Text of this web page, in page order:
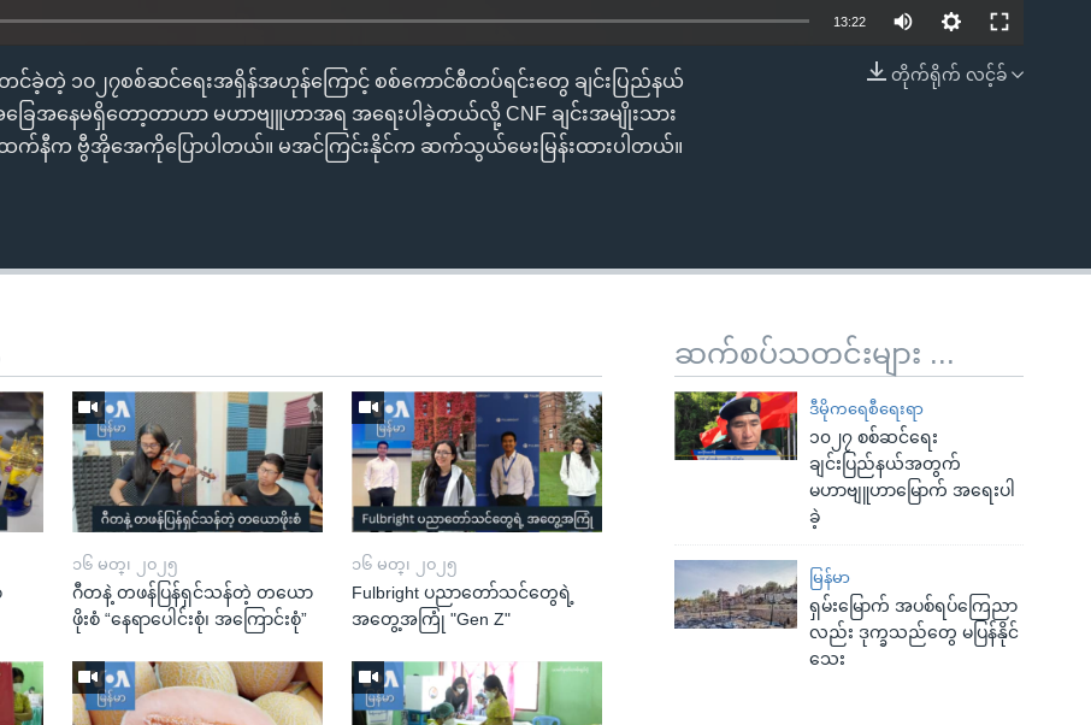
EMBED
13:22
တိုက်ရိုက် လင့်ခ်
စတင်ခဲ့တဲ့ ၁၀၂၇စစ်ဆင်ရေးအရှိန်အဟုန်ကြောင့် စစ်ကောင်စီတပ်ရင်းတွေ ချင်းပြည်နယ်
နေမရှိတော့တာဟာ မဟာဗျူဟာအရ အရေးပါခဲ့တယ်လို့ CNF ချင်းအမျိုးသား
ထက်နီက ဗွီအိုအေကိုပြောပါတယ်။ မအင်ကြင်းနိုင်က ဆက်သွယ်မေးမြန်းထားပါတယ်။
ဆက်စပ်သတင်းများ ...
ဒီမိုကရေစီရေးရာ
၁၀၂၇ စစ်ဆင်ရေး
ချင်းပြည်နယ်အတွက်
မဟာဗျူဟာမြောက် အရေးပါ
ခဲ့
မြန်မာ
ရှမ်းမြောက် အပစ်ရပ်ကြေညာ
လည်း ဒုက္ခသည်တွေ မပြန်နိုင်
သေး
၁၆ မတ္၊ ၂၀၂၅
ဂီတနဲ့ တဖန်ပြန်ရှင်သန်တဲ့ တယော
ဖိုးစံ “နေရာပေါင်းစုံ၊ အကြောင်းစုံ”
၁၆ မတ္၊ ၂၀၂၅
Fulbright ပညာတော်သင်တွေရဲ့
အတွေ့အကြုံ "Gen Z"